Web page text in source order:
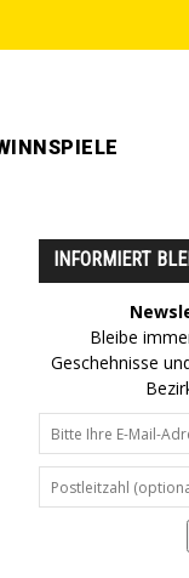
INFORMIERT
Bleibe
Geschehnisse